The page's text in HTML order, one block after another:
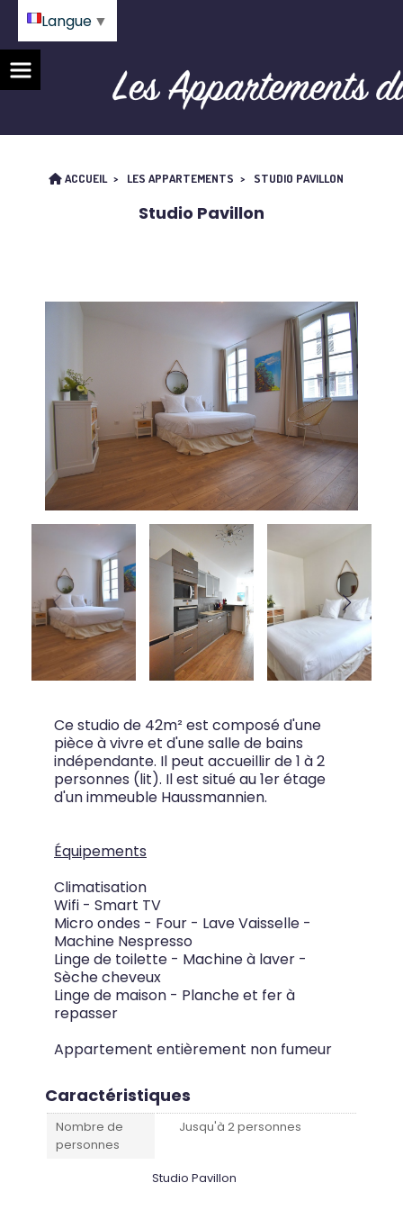
ACCUEIL LES APPARTEMENTS STUDIO PAVILLON
Studio Pavillon
Ce studio de 42m² est composé d'une
pièce à vivre et d'une salle de bains
indépendante. Il peut accueillir de 1 à 2
personnes (lit). Il est situé au 1er étage
d'un immeuble Haussmannien.
Équipements
Climatisation
Wifi - Smart TV
Micro ondes - Four - Lave Vaisselle -
Machine Nespresso
Linge de toilette - Machine à laver -
Sèche cheveux
Linge de maison - Planche et fer à
repasser
Appartement entièrement non fumeur
Caractéristiques
Nombre de
personnes
Jusqu'à 2 personnes
Studio Pavillon
Langue ▼